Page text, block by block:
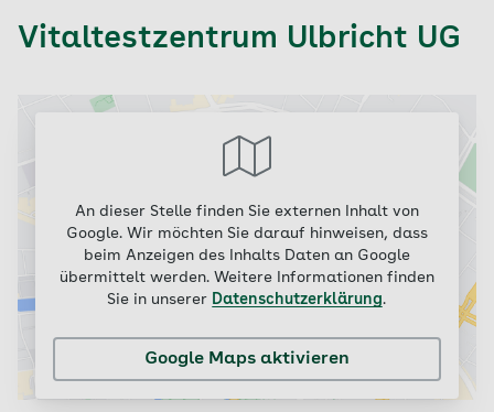
Vitaltestzentrum Ulbricht UG
An dieser Stelle finden Sie externen Inhalt von
Google. Wir möchten Sie darauf hinweisen, dass
beim Anzeigen des Inhalts Daten an Google
übermittelt werden. Weitere Informationen finden
Sie in unserer Datenschutzerklärung.
Google Maps aktivieren